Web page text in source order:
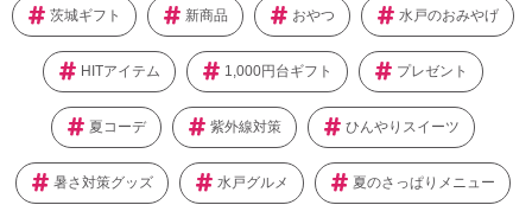
茨城ギフト 新商品 おやつ 水戸のおみやげ
HITアイテム 1,000円台ギフト プレゼント
夏コーデ 紫外線対策 ひんやりスイーツ
暑さ対策グッズ 水戸グルメ 夏のさっぱりメニュー